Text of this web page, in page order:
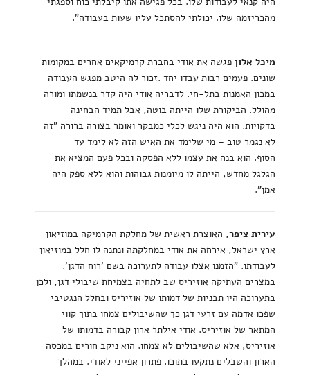
מהכריזמה שלו. יכולתי להסתכל עליו שעות בעבודה".
מיכל אלוןפגשה את אודי בחברת קרמיקאים אחרים במקומות
שונים. פעמים רבות עבדו יחד .זכור לה היטב מפגש העבודה
במכון האמנות בתל-חי. לדבריה אודי היה קדר בנשמתו ומורה
מהולל. הביקורת שלו הייתה בוטה, אבל תמיד הבחינה
בדקויות. הוא היה ניגש לכלי כמבקר ואומר בצורה ברורה "זה
לא נגמר טוב – מי שלימד את האיש הזה לא לימד עד
הסוף. הוא בנה את עצמו ללא הפסקה ובכל פעם המציא את
הגלגל מחדש, הייתה לו מיומנות גבוהות והוא ללא ספק היה
אמן".
עירית ציפר, האוצרת ראשית של מחלקת הקרמיקה במוזיאון
ארץ ישראל, אירחה את אודי במחלקתה ונתנה לו חלל במוזיאון
לעבודתו. "הזמנו אצלו עבודה לתערוכה בשם 'רוח הדגן'.
במצרים העתיקה אוזיריס שב לתחיה בצמיחת שיבולי דגן, ולכן
בתערוכה היו תבניות של דמותו של אוזיריס ובחלל הנגטיבי
שפכו אדמה עם זרעי דגן כך שהשיבולים צמחו בתוך קווי
המתאר של אוזיריס. אודי אילתר ארון קבורה בדמותו של
אוזיריס, אלא שהשיבולים לא צמחו. הוא ניקב חורים במכסה
הארון והשבלים נתקעו בתוכו. פתרון אפייני לאודי. במהלך